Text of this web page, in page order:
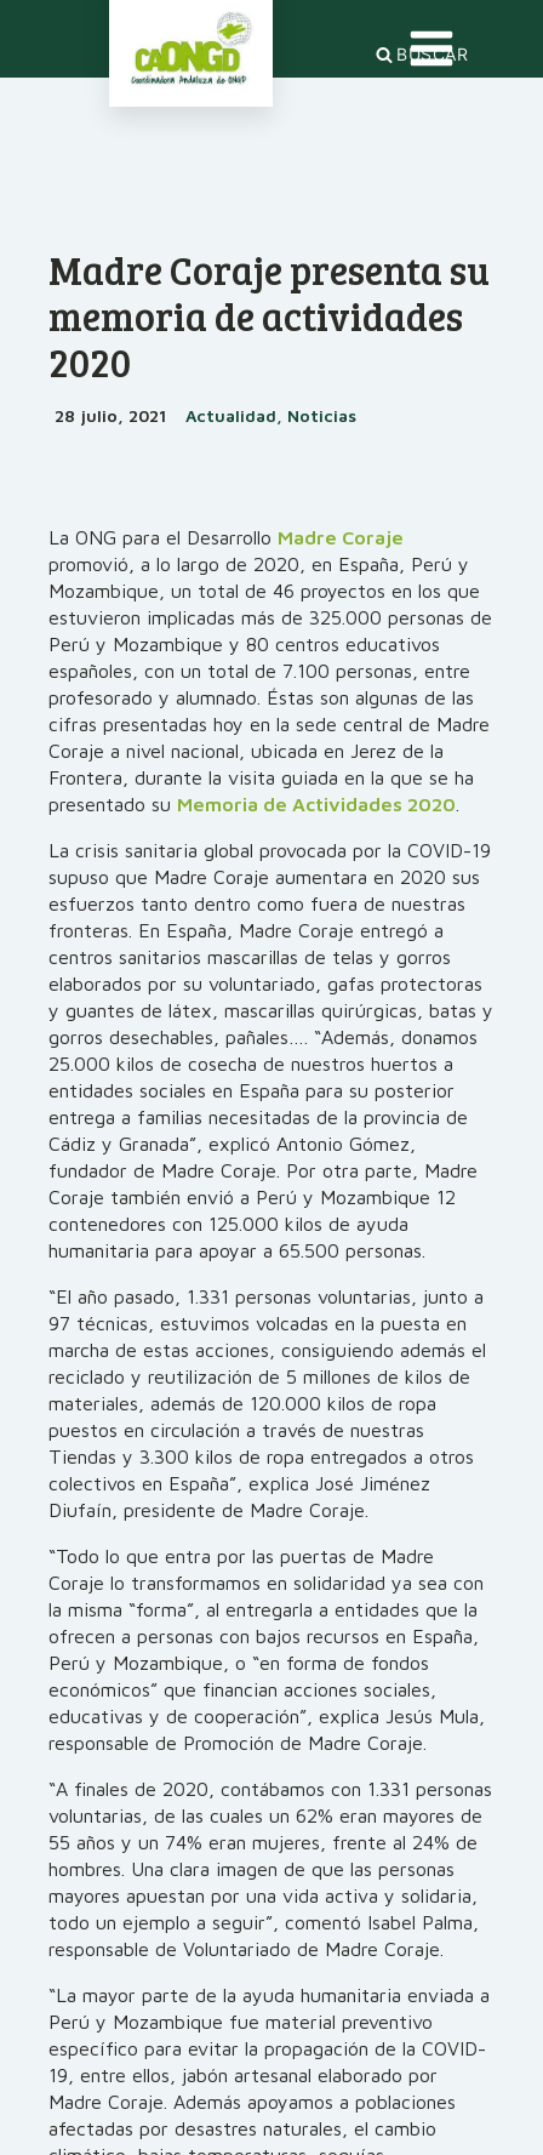
BUSCAR
Madre Coraje presenta su
memoria de actividades
2020
28 julio, 2021 Actualidad, Noticias
La ONG para el Desarrollo Madre Coraje
promovió, a lo largo de 2020, en España, Perú y
Mozambique, un total de 46 proyectos en los que
estuvieron implicadas más de 325.000 personas de
Perú y Mozambique y 80 centros educativos
españoles, con un total de 7.100 personas, entre
profesorado y alumnado. Éstas son algunas de las
cifras presentadas hoy en la sede central de Madre
Coraje a nivel nacional, ubicada en Jerez de la
Frontera, durante la visita guiada en la que se ha
presentado su Memoria de Actividades 2020
La crisis sanitaria global provocada por la COVID-19
supuso que Madre Coraje aumentara en 2020 sus
esfuerzos tanto dentro como fuera de nuestras
fronteras. En España, Madre Coraje entregó a
centros sanitarios mascarillas de telas y gorros
elaborados por su voluntariado, gafas protectoras
y guantes de látex, mascarillas quirúrgicas, batas y
gorros desechables, pañales…. “Además, donamos
25.000 kilos de cosecha de nuestros huertos a
entidades sociales en España para su posterior
entrega a familias necesitadas de la provincia de
Cádiz y Granada”, explicó Antonio Gómez,
fundador de Madre Coraje. Por otra parte, Madre
Coraje también envió a Perú y Mozambique 12
contenedores con 125.000 kilos de ayuda
humanitaria para apoyar a 65.500 personas.
“El año pasado, 1.331 personas voluntarias, junto a
97 técnicas, estuvimos volcadas en la puesta en
marcha de estas acciones, consiguiendo además el
reciclado y reutilización de 5 millones de kilos de
materiales, además de 120.000 kilos de ropa
puestos en circulación a través de nuestras
Tiendas y 3.300 kilos de ropa entregados a otros
colectivos en España”, explica José Jiménez
Diufaín, presidente de Madre Coraje.
“Todo lo que entra por las puertas de Madre
Coraje lo transformamos en solidaridad ya sea con
la misma “forma”, al entregarla a entidades que la
ofrecen a personas con bajos recursos en España,
Perú y Mozambique, o “en forma de fondos
económicos” que financian acciones sociales,
educativas y de cooperación”, explica Jesús Mula,
responsable de Promoción de Madre Coraje.
“A finales de 2020, contábamos con 1.331 personas
voluntarias, de las cuales un 62% eran mayores de
55 años y un 74% eran mujeres, frente al 24% de
hombres. Una clara imagen de que las personas
mayores apuestan por una vida activa y solidaria,
todo un ejemplo a seguir”, comentó Isabel Palma,
responsable de Voluntariado de Madre Coraje.
“La mayor parte de la ayuda humanitaria enviada a
Perú y Mozambique fue material preventivo
específico para evitar la propagación de la COVID-
19, entre ellos, jabón artesanal elaborado por
Madre Coraje. Además apoyamos a poblaciones
afectadas por desastres naturales, el cambio